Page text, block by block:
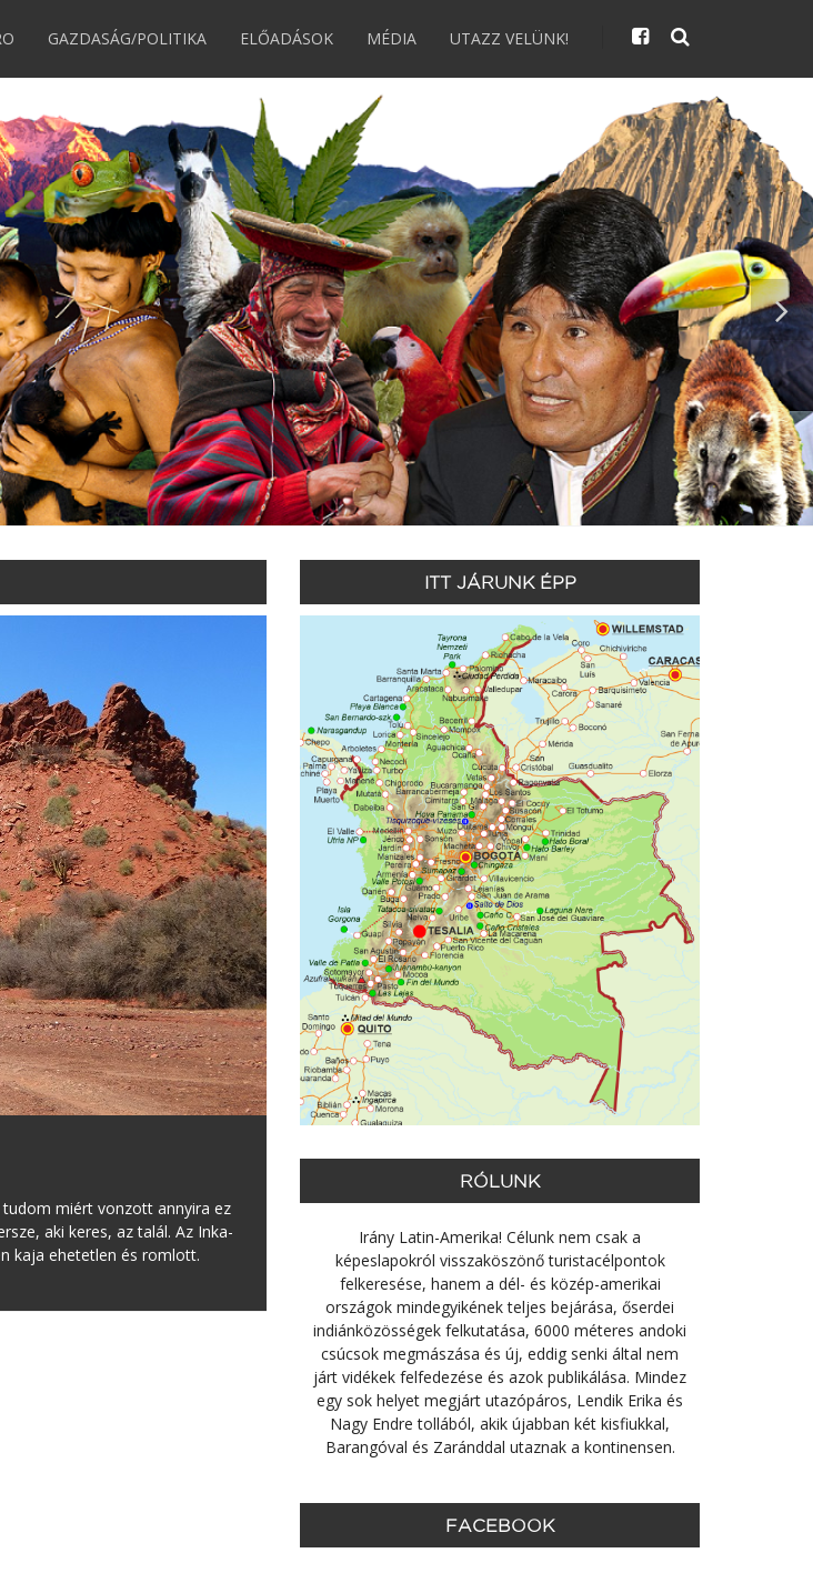
GAZDASÁG/POLITIKA ELŐADÁSOK MÉDIA UTAZZ VELÜNK!
miért vonzott annyira ez
aki keres, az talál. Az Inka-
kaja ehetetlen és romlott.
ITT JÁRUNK ÉPP
RÓLUNK
Irány Latin-Amerika! Célunk nem csak a
képeslapokról visszaköszönő turistacélpontok
felkeresése, hanem a dél- és közép-amerikai
országok mindegyikének teljes bejárása, őserdei
indiánközösségek felkutatása, 6000 méteres andoki
csúcsok megmászása és új, eddig senki által nem
járt vidékek felfedezése és azok publikálása. Mindez
egy sok helyet megjárt utazópáros, Lendik Erika és
Nagy Endre tollából, akik újabban két kisfiukkal,
Barangóval és Zaránddal utaznak a kontinensen.
FACEBOOK